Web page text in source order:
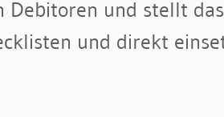
Debitoren und stellt
und direkt